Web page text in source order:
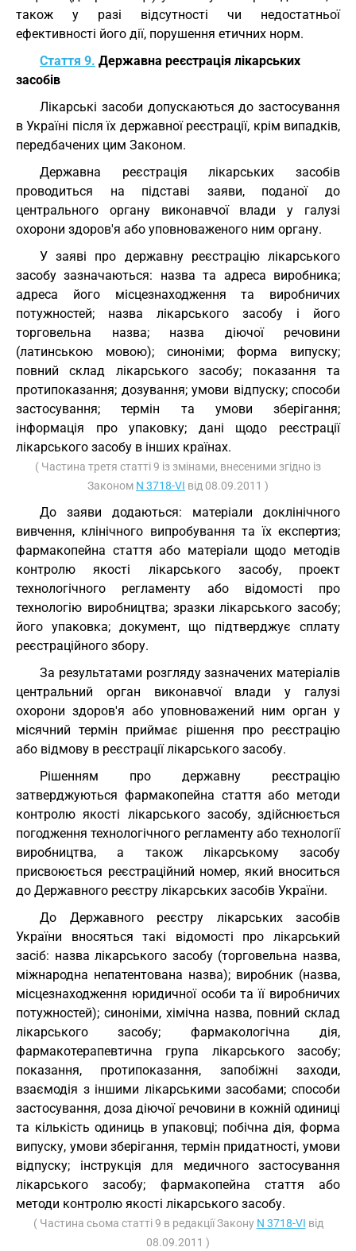
також у разі відсутності чи недостатньої
ефективності його дії, порушення етичних норм.
Стаття 9. Державна реєстрація лікарських
засобів
Лікарські засоби допускаються до застосування
в Україні після їх державної реєстрації, крім випадків,
передбачених цим Законом.
Державна реєстрація лікарських засобів
проводиться на підставі заяви, поданої до
центрального органу виконавчої влади у галузі
охорони здоров'я або уповноваженого ним органу.
У заяві про державну реєстрацію лікарського
засобу зазначаються: назва та адреса виробника;
адреса його місцезнаходження та виробничих
потужностей; назва лікарського засобу і його
торговельна назва; назва діючої речовини
(латинською мовою); синоніми; форма випуску;
повний склад лікарського засобу; показання та
протипоказання; дозування; умови відпуску; способи
застосування; термін та умови зберігання;
інформація про упаковку; дані щодо реєстрації
лікарського засобу в інших країнах.
( Частина третя статті 9 із змінами, внесеними згідно із
Законом N 3718-VI від 08.09.2011 )
До заяви додаються: матеріали доклінічного
вивчення, клінічного випробування та їх експертиз;
фармакопейна стаття або матеріали щодо методів
контролю якості лікарського засобу, проект
технологічного регламенту або відомості про
технологію виробництва; зразки лікарського засобу;
його упаковка; документ, що підтверджує сплату
реєстраційного збору.
За результатами розгляду зазначених матеріалів
центральний орган виконавчої влади у галузі
охорони здоров'я або уповноважений ним орган у
місячний термін приймає рішення про реєстрацію
або відмову в реєстрації лікарського засобу.
Рішенням про державну реєстрацію
затверджуються фармакопейна стаття або методи
контролю якості лікарського засобу, здійснюється
погодження технологічного регламенту або технології
виробництва, а також лікарському засобу
присвоюється реєстраційний номер, який вноситься
до Державного реєстру лікарських засобів України.
До Державного реєстру лікарських засобів
України вносяться такі відомості про лікарський
засіб: назва лікарського засобу (торговельна назва,
міжнародна непатентована назва); виробник (назва,
місцезнаходження юридичної особи та її виробничих
потужностей); синоніми, хімічна назва, повний склад
лікарського засобу; фармакологічна дія,
фармакотерапевтична група лікарського засобу;
показання, протипоказання, запобіжні заходи,
взаємодія з іншими лікарськими засобами; способи
застосування, доза діючої речовини в кожній одиниці
та кількість одиниць в упаковці; побічна дія, форма
випуску, умови зберігання, термін придатності, умови
відпуску; інструкція для медичного застосування
лікарського засобу; фармакопейна стаття або
методи контролю якості лікарського засобу.
( Частина сьома статті 9 в редакції Закону N 3718-VI від
08.09.2011 )